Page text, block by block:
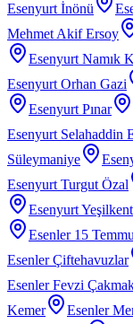
Esenyurt İnönü
Mehmet Akif Ersoy
Esenyurt Namık
Esenyurt Orhan Gazi
Esenyurt Pınar
Esenyurt Selahaddin
Süleymaniye
Esenyurt Turgut Özal
Esenyurt Yeşilkent
Esenler 15
Esenler Çiftehavuzlar
Esenler Fevzi
Kemer
Esenler